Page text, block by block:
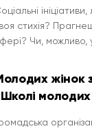
стихія?
Чи, можливо,
жінок